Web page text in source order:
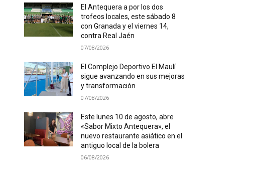
El Antequera a por los dos
trofeos locales, este sábado 8
con Granada y el viernes 14,
contra Real Jaén
07/08/2026
El Complejo Deportivo El Maulí
sigue avanzando en sus mejoras
y transformación
07/08/2026
Este lunes 10 de agosto, abre
«Sabor Mixto Antequera», el
nuevo restaurante asiático en el
antiguo local de la bolera
06/08/2026